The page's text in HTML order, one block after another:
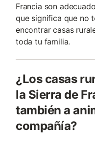
Francia son
que significa que no
encontrar casas
toda tu familia.
¿Los casas
la Sierra de
también a
compañía?